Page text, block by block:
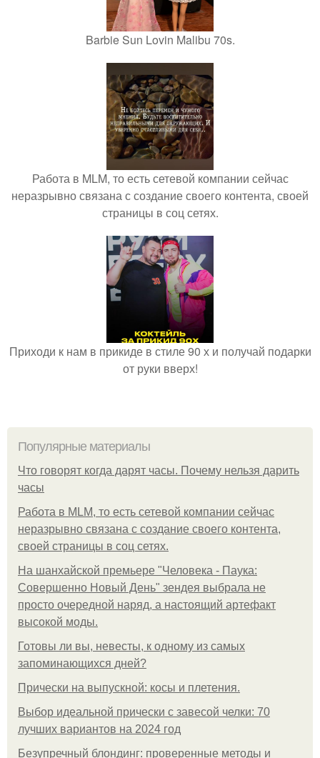
Barbie Sun Lovin Malibu 70s.
Работа в MLM, то есть сетевой компании сейчас
неразрывно связана с создание своего контента, своей
страницы в соц сетях.
Приходи к нам в прикиде в стиле 90 х и получай подарки
от руки вверх!
Популярные материалы
Что говорят когда дарят часы. Почему нельзя дарить
часы
Работа в MLM, то есть сетевой компании сейчас
неразрывно связана с создание своего контента,
своей страницы в соц сетях.
На шанхайской премьере "Человека - Паука:
Совершенно Новый День" зендея выбрала не
просто очередной наряд, а настоящий артефакт
высокой моды.
Готовы ли вы, невесты, к одному из самых
запоминающихся дней?
Прически на выпускной: косы и плетения.
Выбор идеальной прически с завесой челки: 70
лучших вариантов на 2024 год
Безупречный блондинг: проверенные методы и